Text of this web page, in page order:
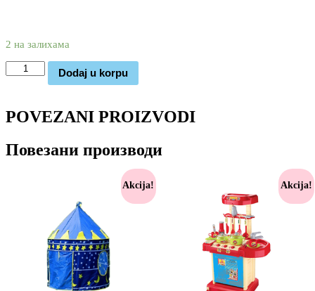
2 на залихама
Brawl
stars
Dodaj u korpu
POVEZANI PROIZVODI
Повезани производи
Akcija! Akcija!